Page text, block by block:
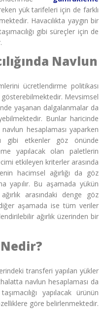
yük tarifeleri için de farklı
Havacılıkta yaygın bir
gibi süreçler için de
Navlun
ücretlendirme politikası
gösterebilmektedir. Mevsimsel
yaşanan dalgalanmalar da
Bunlar haricinde
navlun hesaplaması yaparken
gibi etkenler göz önünde
yapılacak olan paletlerin
etkileyen kriterler arasında
hacimsel ağırlığı da göz
yapılır. Bu aşamada yükün
arasındaki denge göz
aşamada ise tüm veriler
ağırlık üzerinden bir
transferi yapılan yükler
navlun hesaplaması da
yapılacak ürünün
göre belirlenmektedir.